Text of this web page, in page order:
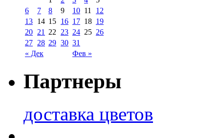
« Дек Фев »
6
7 8 9 10 11
12
13 14 15 16 17 18 19
20 21 22 23 24 25 26
27 28 29 30 31
Партнеры
доставка цветов